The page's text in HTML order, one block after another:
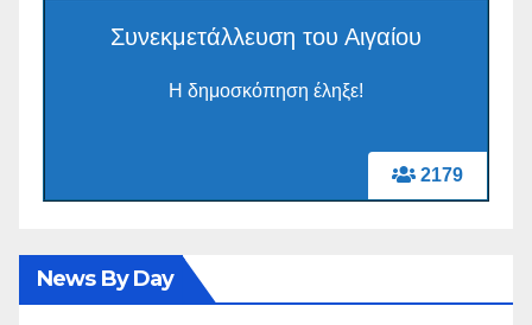
2179
Συνεκμετάλλευση του Αιγαίου
Η δημοσκόπηση έληξε!
News By Day